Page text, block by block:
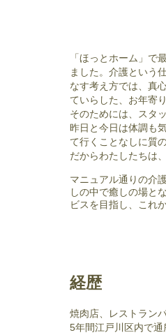
「ほっとホーム」で
ました。 介護という
なす考え方では、 真
ていらした、お年寄
そのためには、
スタ
昨日と今日は体調も
て行くことなしに質
だからわたしたちは
マニュアル通りの介
しの中で癒しの場と
ビスを目指し、これ
経歴
焼肉店、レストラン
5年間江戸川区内で